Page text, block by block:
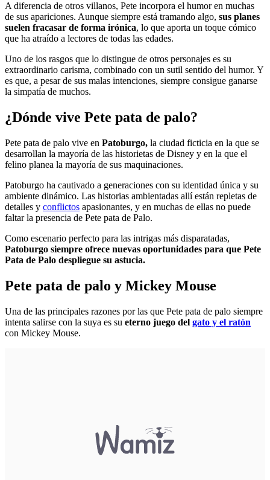
A diferencia de otros villanos, Pete incorpora el humor en muchas
de sus apariciones. Aunque siempre está tramando algo, sus planes
suelen fracasar de forma irónica, lo que aporta un toque cómico
que ha atraído a lectores de todas las edades.
Uno de los rasgos que lo distingue de otros personajes es su
extraordinario carisma, combinado con un sutil sentido del humor. Y
es que, a pesar de sus malas intenciones, siempre consigue ganarse
la simpatía de muchos.
¿Dónde vive Pete pata de palo?
Pete pata de palo vive en Patoburgo, la ciudad ficticia en la que se
desarrollan la mayoría de las historietas de Disney y en la que el
felino planea la mayoría de sus maquinaciones.
Patoburgo ha cautivado a generaciones con su identidad única y su
ambiente dinámico. Las historias ambientadas allí están repletas de
detalles y conflictos apasionantes, y en muchas de ellas no puede
faltar la presencia de Pete pata de Palo.
Como escenario perfecto para las intrigas más disparatadas,
Patoburgo siempre ofrece nuevas oportunidades para que Pete
Pata de Palo despliegue su astucia.
Pete pata de palo y Mickey Mouse
Una de las principales razones por las que Pete pata de palo siempre
intenta salirse con la suya es su eterno juego del gato y el ratón
con Mickey Mouse.